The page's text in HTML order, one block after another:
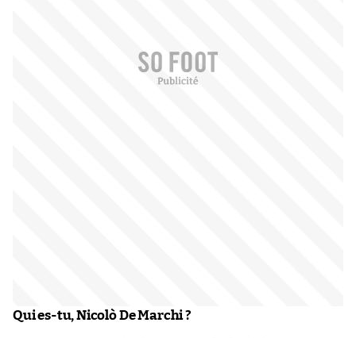
Qui es-tu, Nicolò De Marchi ?